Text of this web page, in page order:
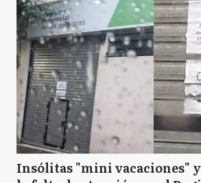
Insólitas "mini vacaciones"